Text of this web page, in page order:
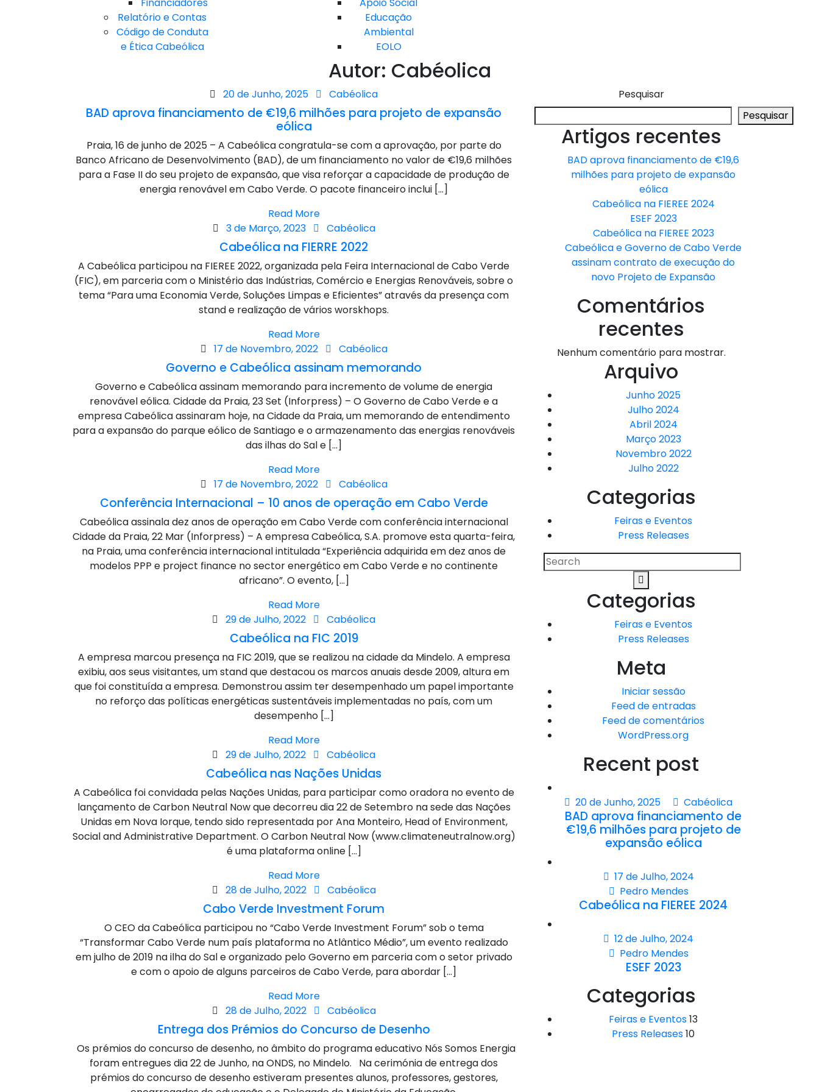
Relatório e Contas
Código de Conduta
e Ética Cabeólica
Educação
Ambiental
EOLO
Autor: Cabéolica
Posted
on
20 de Junho, 2025 Cabéolica
BAD aprova financiamento de €19,6 milhões para projeto de expansão
eólica
Praia, 16 de junho de 2025 – A Cabeólica congratula-se com a aprovação, por parte do
Banco Africano de Desenvolvimento (BAD), de um financiamento no valor de €19,6 milhões
para a Fase II do seu projeto de expansão, que visa reforçar a capacidade de produção de
energia renovável em Cabo Verde. O pacote financeiro inclui […]
Read More
Posted
on
3 de Março, 2023 Cabéolica
Cabeólica na FIERRE 2022
A Cabeólica participou na FIEREE 2022, organizada pela Feira Internacional de Cabo Verde
(FIC), em parceria com o Ministério das Indústrias, Comércio e Energias Renováveis, sobre o
tema “Para uma Economia Verde, Soluções Limpas e Eficientes” através da presença com
stand e realização de vários worskhops.
Read More
Posted
on
17 de Novembro, 2022 Cabéolica
Governo e Cabeólica assinam memorando
Governo e Cabeólica assinam memorando para incremento de volume de energia
renovável eólica. Cidade da Praia, 23 Set (Inforpress) – O Governo de Cabo Verde e a
empresa Cabeólica assinaram hoje, na Cidade da Praia, um memorando de entendimento
para a expansão do parque eólico de Santiago e o armazenamento das energias renováveis
das ilhas do Sal e […]
Read More
Posted
on
17 de Novembro, 2022 Cabéolica
Conferência Internacional – 10 anos de operação em Cabo Verde
Cabeólica assinala dez anos de operação em Cabo Verde com conferência internacional
Cidade da Praia, 22 Mar (Inforpress) – A empresa Cabeólica, S.A. promove esta quarta-feira,
na Praia, uma conferência internacional intitulada “Experiência adquirida em dez anos de
modelos PPP e project finance no sector energético em Cabo Verde e no continente
africano”. O evento, […]
Read More
Posted
on
29 de Julho, 2022 Cabéolica
Cabeólica na FIC 2019
A empresa marcou presença na FIC 2019, que se realizou na cidade da Mindelo. A empresa
exibiu, aos seus visitantes, um stand que destacou os marcos anuais desde 2009, altura em
que foi constituída a empresa. Demonstrou assim ter desempenhado um papel importante
no reforço das políticas energéticas sustentáveis implementadas no país, com um
desempenho […]
Read More
Posted
on
29 de Julho, 2022 Cabéolica
Cabeólica nas Nações Unidas
A Cabeólica foi convidada pelas Nações Unidas, para participar como oradora no evento de
lançamento de Carbon Neutral Now que decorreu dia 22 de Setembro na sede das Nações
Unidas em Nova Iorque, tendo sido representada por Ana Monteiro, Head of Environment,
Social and Administrative Department. O Carbon Neutral Now (www.climateneutralnow.org)
é uma plataforma online […]
Read More
Posted
on
28 de Julho, 2022 Cabéolica
Cabo Verde Investment Forum
O CEO da Cabeólica participou no “Cabo Verde Investment Forum” sob o tema
“Transformar Cabo Verde num país plataforma no Atlântico Médio”, um evento realizado
em julho de 2019 na ilha do Sal e organizado pelo Governo em parceria com o setor privado
e com o apoio de alguns parceiros de Cabo Verde, para abordar […]
Read More
Posted
on
28 de Julho, 2022 Cabéolica
Entrega dos Prémios do Concurso de Desenho
Os prémios do concurso de desenho, no âmbito do programa educativo Nós Somos Energia
foram entregues dia 22 de Junho, na ONDS, no Mindelo. Na cerimónia de entrega dos
prémios do concurso de desenho estiveram presentes alunos, professores, gestores,
Pesquisar
Pesquisar
Artigos recentes
BAD aprova financiamento de €19,6
milhões para projeto de expansão
eólica
Cabeólica na FIEREE 2024
ESEF 2023
Cabeólica na FIEREE 2023
Cabeólica e Governo de Cabo Verde
assinam contrato de execução do
novo Projeto de Expansão
Comentários
recentes
Nenhum comentário para mostrar.
Arquivo
Junho 2025
Julho 2024
Abril 2024
Março 2023
Novembro 2022
Julho 2022
Categorias
Feiras e Eventos
Press Releases
Procurar
Categorias
Feiras e Eventos
Press Releases
Meta
Iniciar sessão
Feed de entradas
Feed de comentários
WordPress.org
Recent post
20 de Junho, 2025 Cabéolica
BAD aprova financiamento de
€19,6 milhões para projeto de
expansão eólica
17 de Julho, 2024
Pedro Mendes
Cabeólica na FIEREE 2024
12 de Julho, 2024
Pedro Mendes
ESEF 2023
Categorias
Feiras e Eventos13
Press Releases10